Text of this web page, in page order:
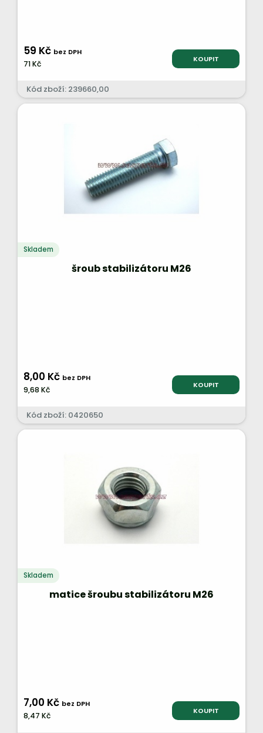
59 Kč bez DPH
71 Kč KOUPIT
Kód zboží: 239660,00
Skladem
šroub stabilizátoru M26
8,00 Kč bez DPH
9,68 Kč KOUPIT
Kód zboží: 0420650
Skladem
matice šroubu stabilizátoru M26
7,00 Kč bez DPH
8,47 Kč KOUPIT